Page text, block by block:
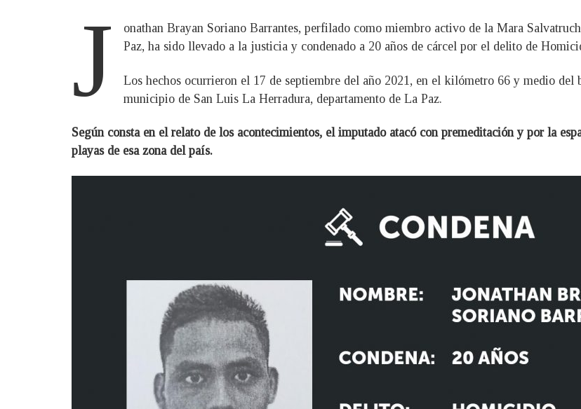
J
onathan Brayan Soriano Barrantes, perfilado como miembro activo de la Mara
Paz, ha sido llevado a la justicia y condenado a 20 años de cárcel por el delito de
Los hechos ocurrieron el 17 de septiembre del año 2021, en el kilómetro 66 y medio
municipio de San Luis La Herradura, departamento de La Paz.
Según consta en el relato de los acontecimientos, el imputado atacó con premeditación y por la
playas de esa zona del país.